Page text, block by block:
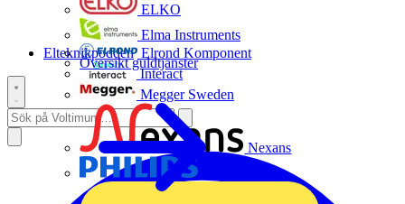
ELKO
Elma Instruments
Elrond Komponent
Interact
Megger Sweden
Nexans
Översikt guldtjänster
Elteknikpodden